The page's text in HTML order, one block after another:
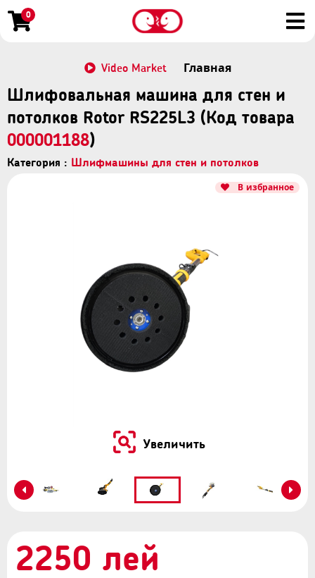
0
Video Market Главная
Шлифовальная машина для стен и
потолков Rotor RS225L3 (Код товара
000001188)
Категория : Шлифмашины для стен и потолков
В избранное
Увеличить
2250 лей